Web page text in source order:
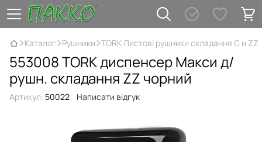
Каталог Рушники TORK Листові рушники складання C и ZZ
553008 TORK диспенсер Макси д/
рушн. складання ZZ чорний
Артикул: 50022 Написати відгук